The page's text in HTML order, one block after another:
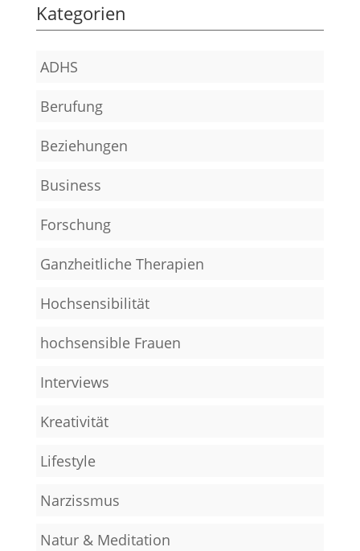
Kategorien
ADHS
Berufung
Beziehungen
Business
Forschung
Ganzheitliche Therapien
Hochsensibilität
hochsensible Frauen
Interviews
Kreativität
Lifestyle
Narzissmus
Natur & Meditation